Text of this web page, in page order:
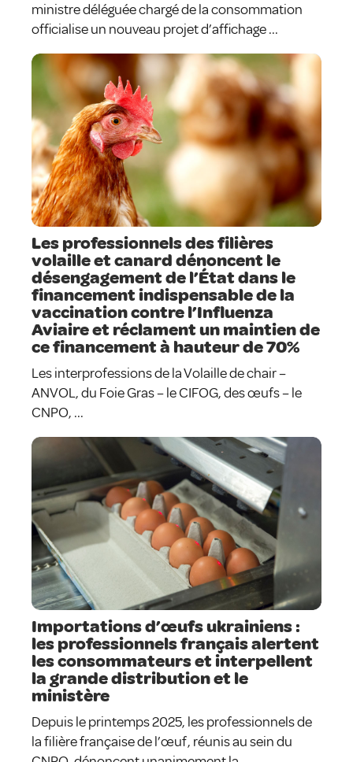
ministre déléguée chargé de la consommation
officialise un nouveau projet d’affichage ...
Les professionnels des filières
volaille et canard dénoncent le
désengagement de l’État dans le
financement indispensable de la
vaccination contre l’Influenza
Aviaire et réclament un maintien de
ce financement à hauteur de 70%
Les interprofessions de la Volaille de chair –
ANVOL, du Foie Gras – le CIFOG, des œufs – le
CNPO, ...
Importations d’œufs ukrainiens :
les professionnels français alertent
les consommateurs et interpellent
la grande distribution et le
ministère
Depuis le printemps 2025, les professionnels de
la filière française de l’œuf, réunis au sein du